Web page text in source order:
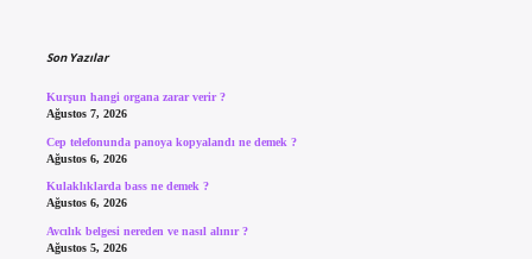
Son Yazılar
Kurşun hangi organa zarar verir ?
Ağustos 7, 2026
Cep telefonunda panoya kopyalandı ne demek ?
Ağustos 6, 2026
Kulaklıklarda bass ne demek ?
Ağustos 6, 2026
Avcılık belgesi nereden ve nasıl alınır ?
Ağustos 5, 2026